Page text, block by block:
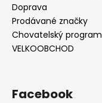
Doprava
Prodávané značky
Chovatelský program
VELKOOBCHOD
Facebook